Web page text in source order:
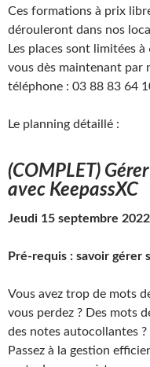
Ces formations à prix
dérouleront dans nos
Les places sont limitées
vous dès maintenant par
téléphone : 03 88 83 64
Le planning détaillé :
(COMPLET)
avec KeepassXC
Jeudi 15 septembre
Pré-requis : savoir gérer
Vous avez trop de mots
vous perdez ? Des mots
des notes autocollantes ?
Passez à la gestion